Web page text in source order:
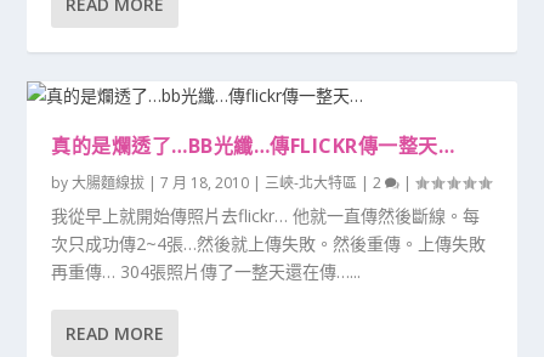
真的是爛透了…BB光纖…傳FLICKR傳一整天…
by大腸麵線拔 |7 月 18, 2010 |三峽-北大特區 |2 |
我從早上就開始傳照片去flickr… 他就一直傳然後斷線。每
次只成功傳2~4張…然後就上傳失敗。然後重傳。上傳失敗
再重傳… 304張照片傳了一整天還在傳…...
READ MORE